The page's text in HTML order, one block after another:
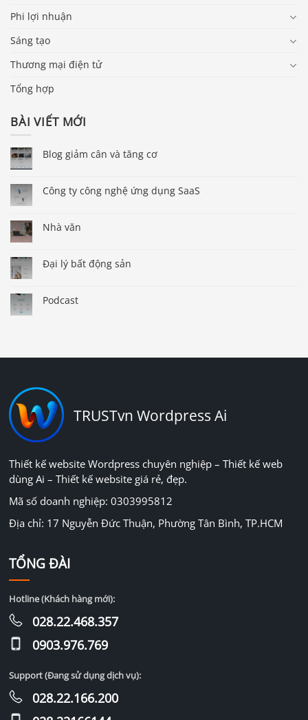
Phi lợi nhuận
Sáng tạo
Thương mại điện tử
Tổng hợp
BÀI VIẾT MỚI
Blog giảm cân và tăng cơ
Công ty công nghệ ứng dụng SaaS
Nhà văn
Đại lý bất động sản
Podcast
TRUSTvn Wordpress Ai
Thiết kế website Wordpress chuyên nghiệp – Thiết kế web
dùng Ai – Thiết kế website giá rẻ, đẹp.
Mã số doanh nghiệp: 0303995812
Địa chỉ: 17 Nguyễn Đức Thuận, Phường Tân Bình, TP.HCM
TỔNG ĐÀI
Hotline (Khách hàng mới):
028.22.468.357
0903.976.769
Support (Đang sử dụng dịch vụ):
028.22.166.200